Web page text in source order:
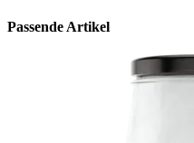
Passende Artikel